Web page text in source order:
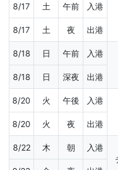
8/17 土 午前
入港
8/17
土 夜 出港
8/18 日 午前
入港
8/18
日 深夜 出港
8/20 火 午後
入港
8/20
火 夜 出港
8/22 木 朝
入港